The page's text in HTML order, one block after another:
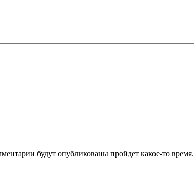
будут опубликованы пройдет какое-то время.